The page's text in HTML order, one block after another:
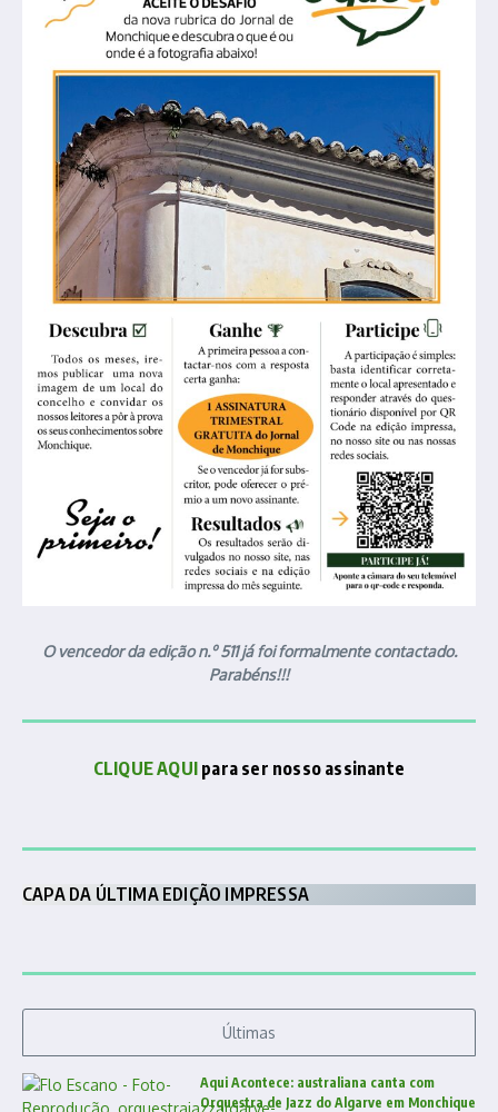
O vencedor da edição n.º 511 já foi formalmente contactado.
Parabéns!!!
CLIQUE AQUI para ser nosso assinante
CAPA DA ÚLTIMA EDIÇÃO IMPRESSA
Últimas
Aqui Acontece: australiana canta com
Orquestra de Jazz do Algarve em Monchique